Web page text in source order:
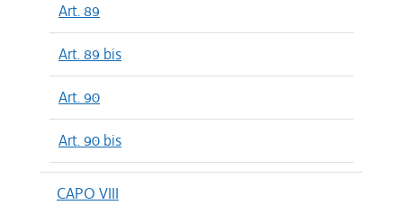
Art. 89
Art. 89 bis
Art. 90
Art. 90 bis
CAPO VIII